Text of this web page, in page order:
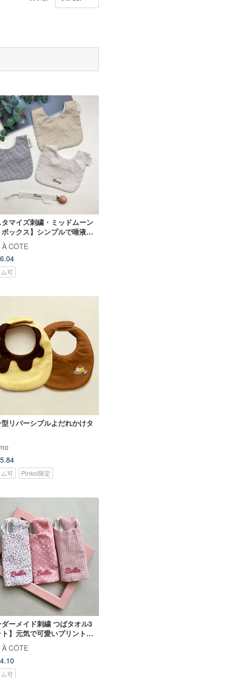
タマイズ刺繍・ミッドムーン
ックス】シンプルで唾液タ
合わせやすいヌアンヌアンミ
ー
CÔTE
可
リバーシブルよだれかけタ
可 Pinkoi限定
ダーメイド刺繍 つばタオル3
】元気で可愛いプリントデ
お月様のギフトに最適
CÔTE
可